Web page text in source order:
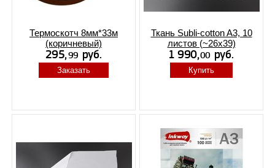
Термоскотч 8мм*33м
(коричневый)
Заказать
Ткань Subli-cotton A3, 10
листов (~26x39)
Купить